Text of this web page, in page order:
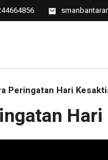
Peringatan Hari